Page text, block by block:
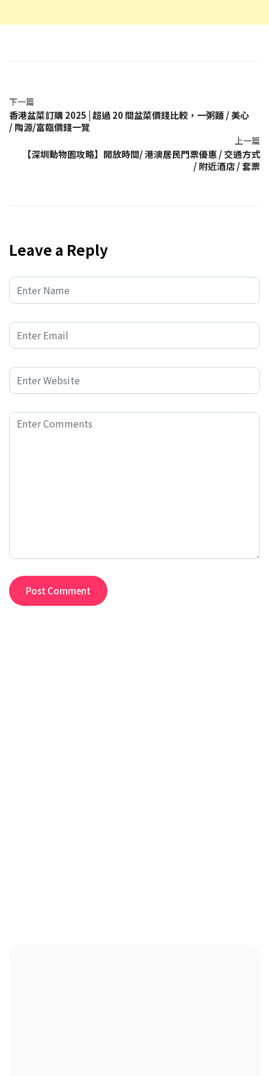
下一篇
香港盆菜訂購 2025 | 超過 20 間盆菜價錢比較，一粥麵 / 美心
/ 陶源/富臨價錢一覽
上一篇
【深圳動物園攻略】開放時間/ 港澳居民門票優惠 / 交通方式
/ 附近酒店 / 套票
Leave a Reply